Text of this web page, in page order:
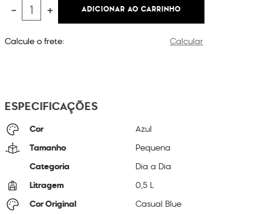
＋
－ ADICIONAR AO CARRINHO
Calcule o frete: Calcular
ESPECIFICAÇÕES
Cor Azul
Tamanho Pequena
Categoria Dia a Dia
Litragem 0,5 L
Cor Original Casual Blue